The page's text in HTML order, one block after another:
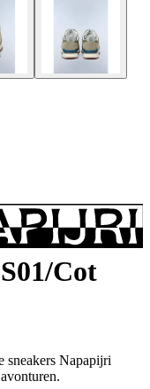
Cot
sneakers Napapijri